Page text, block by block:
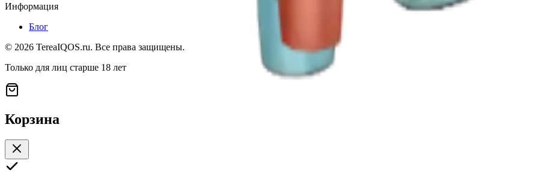
Информация
Блог
© 2026 TereaIQOS.ru. Все права защищены.
Только для лиц старше 18 лет
Корзина